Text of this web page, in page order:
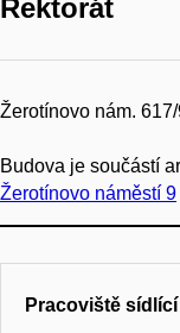
Rektorát
Žerotínovo nám.
Budova je součástí
Žerotínovo náměstí 9
Pracoviště